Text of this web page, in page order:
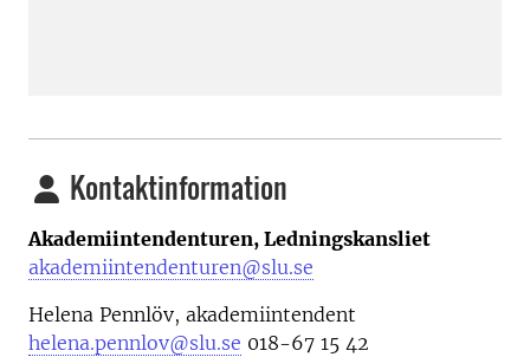
Kontaktinformation
Akademiintendenturen, Ledningskansliet
akademiintendenturen@slu.se
Helena Pennlöv, akademiintendent
helena.pennlov@slu.se 018-67 15 42